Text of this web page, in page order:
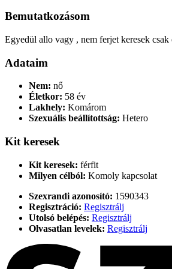
Bemutatkozásom
Egyedül allo vagy , nem ferjet keresek
Adataim
Nem: nő
Életkor: 58 év
Lakhely: Komárom
Szexuális beállítottság: Hetero
Kit keresek
Kit keresek: férfit
Milyen célból: Komoly kapcsolat
Szexrandi azonosító: 1590343
Regisztráció: Regisztrálj
Utolsó belépés: Regisztrálj
Olvasatlan levelek: Regisztrálj